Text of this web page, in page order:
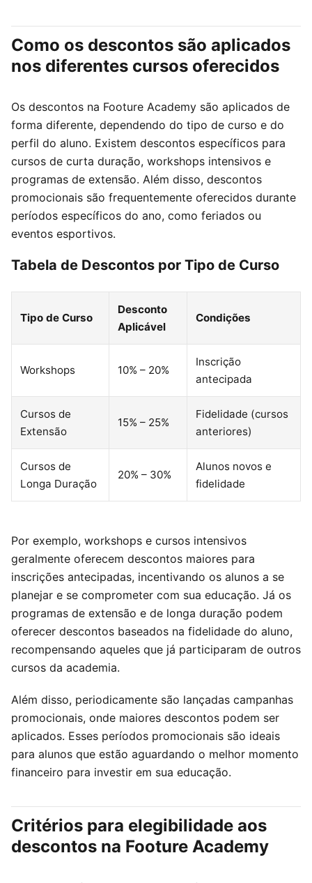
Como os descontos são aplicados
nos diferentes cursos oferecidos
Os descontos na Footure Academy são aplicados de
forma diferente, dependendo do tipo de curso e do
perfil do aluno. Existem descontos específicos para
cursos de curta duração, workshops intensivos e
programas de extensão. Além disso, descontos
promocionais são frequentemente oferecidos durante
períodos específicos do ano, como feriados ou
eventos esportivos.
Tabela de Descontos por Tipo de Curso
Tipo de Curso
Desconto
Aplicável
Condições
Workshops 10% – 20%
Inscrição
antecipada
Cursos de
Extensão
15% – 25%
Fidelidade (cursos
anteriores)
Cursos de
Longa Duração
20% – 30%
Alunos novos e
fidelidade
Por exemplo, workshops e cursos intensivos
geralmente oferecem descontos maiores para
inscrições antecipadas, incentivando os alunos a se
planejar e se comprometer com sua educação. Já os
programas de extensão e de longa duração podem
oferecer descontos baseados na fidelidade do aluno,
recompensando aqueles que já participaram de outros
cursos da academia.
Além disso, periodicamente são lançadas campanhas
promocionais, onde maiores descontos podem ser
aplicados. Esses períodos promocionais são ideais
para alunos que estão aguardando o melhor momento
financeiro para investir em sua educação.
Critérios para elegibilidade aos
descontos na Footure Academy